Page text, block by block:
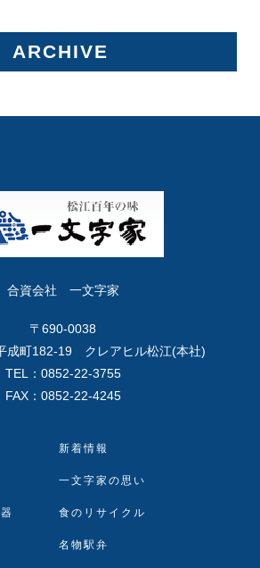
ARCHIVE
合資会社 一文字家
〒690-0038
成町182-19 クレアヒル松江(本社)
TEL：0852-22-3755
FAX：0852-22-4245
新着情報
一文字家の思い
食のリサイクル
名物駅弁